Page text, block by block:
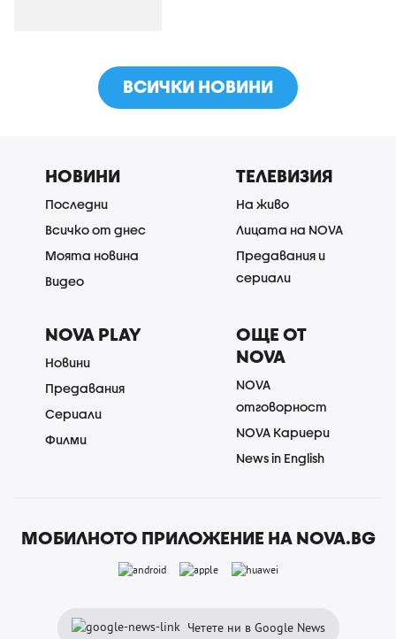
ВСИЧКИ НОВИНИ
НОВИНИ
Последни
Всичко от днес
Моята новина
Видео
ТЕЛЕВИЗИЯ
На живо
Лицата на NOVA
Предавания и
сериали
NOVA PLAY
Новини
Предавания
Сериали
Филми
ОЩЕ ОТ
NOVA
NOVA
отговорност
NOVA Кариери
News in English
МОБИЛНОТО ПРИЛОЖЕНИЕ НА NOVA.BG
Четете ни в Google News